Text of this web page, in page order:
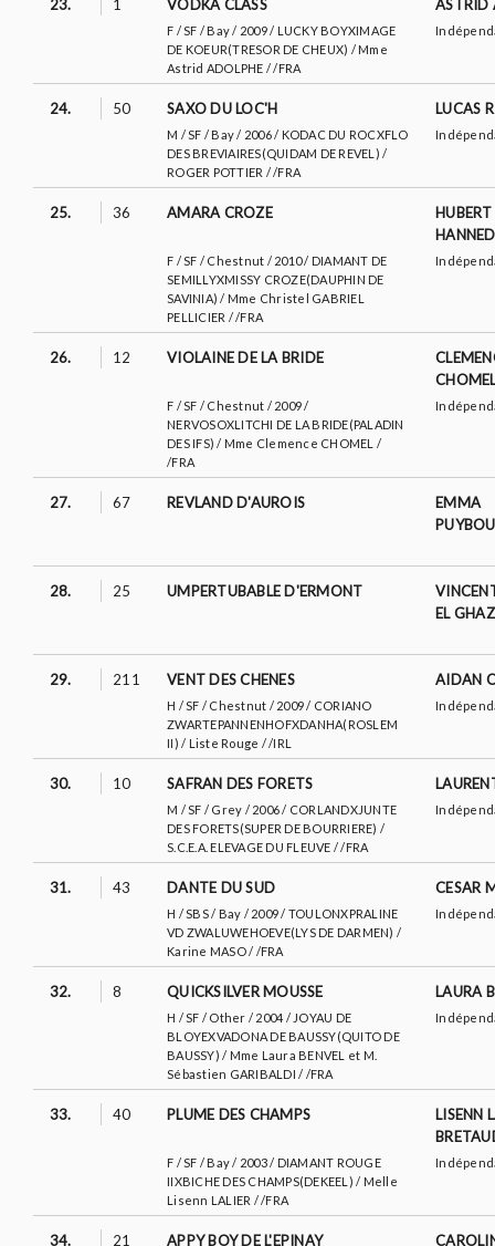
23. 1 VODKA CLASS ASTRID
F / SF / Bay / 2009 / LUCKY BOYXIMAGE
DE KOEUR(TRESOR DE CHEUX) / Mme
Astrid ADOLPHE / /FRA
24. 50 SAXO DU LOC'H LUCAS
M / SF / Bay / 2006 / KODAC DU ROCXFLO
DES BREVIAIRES(QUIDAM DE REVEL) /
ROGER POTTIER / /FRA
25. 36 AMARA CROZE
HUBERT
F / SF / Chestnut / 2010 / DIAMANT DE
SEMILLYXMISSY CROZE(DAUPHIN DE
SAVINIA) / Mme Christel GABRIEL
PELLICIER / /FRA
26. 12 VIOLAINE DE LA BRIDE
F / SF / Chestnut / 2009 /
NERVOSOXLITCHI DE LA BRIDE(PALADIN
DES IFS) / Mme Clemence CHOMEL /
/FRA
27. 67 REVLAND D'AUROIS
EMMA
28. 25 UMPERTUBABLE D'ERMONT
EL
29. 211 VENT DES CHENES AIDAN
H / SF / Chestnut / 2009 / CORIANO
ZWARTEPANNENHOFXDANHA(ROSLEM
II) / Liste Rouge / /IRL
30. 10 SAFRAN DES FORETS
M / SF / Grey / 2006 / CORLANDXJUNTE
DES FORETS(SUPER DE BOURRIERE) /
S.C.E.A. ELEVAGE DU FLEUVE / /FRA
31. 43 DANTE DU SUD CESAR
H / SBS / Bay / 2009 / TOULONXPRALINE
VD ZWALUWEHOEVE(LYS DE DARMEN) /
Karine MASO / /FRA
32. 8 QUICKSILVER MOUSSE LAURA
H / SF / Other / 2004 / JOYAU DE
BLOYEXVADONA DE BAUSSY(QUITO DE
BAUSSY) / Mme Laura BENVEL et M.
Sébastien GARIBALDI / /FRA
33. 40 PLUME DES CHAMPS
LISENN
F / SF / Bay / 2003 / DIAMANT ROUGE
IIXBICHE DES CHAMPS(DEKEEL) / Melle
Lisenn LALIER / /FRA
34. 21 APPY BOY DE L'EPINAY